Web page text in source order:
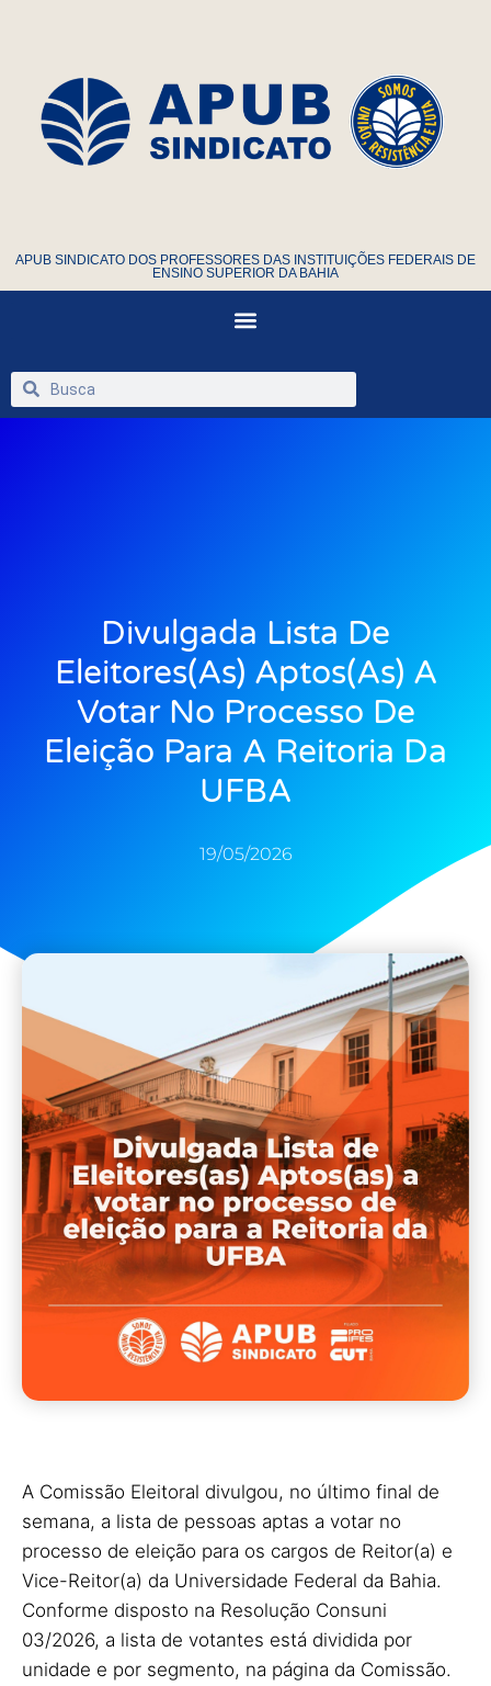
APUB SINDICATO DOS PROFESSORES DAS INSTITUIÇÕES FEDERAIS DE
ENSINO SUPERIOR DA BAHIA
Divulgada Lista De
Eleitores(as) Aptos(as) A
Votar No Processo De
Eleição Para A Reitoria Da
UFBA
19/05/2026
A Comissão Eleitoral divulgou, no último final de
semana, a lista de pessoas aptas a votar no
processo de eleição para os cargos de Reitor(a) e
Vice-Reitor(a) da Universidade Federal da Bahia.
Conforme disposto na Resolução Consuni
03/2026, a lista de votantes está dividida por
unidade e por segmento, na página da Comissão.